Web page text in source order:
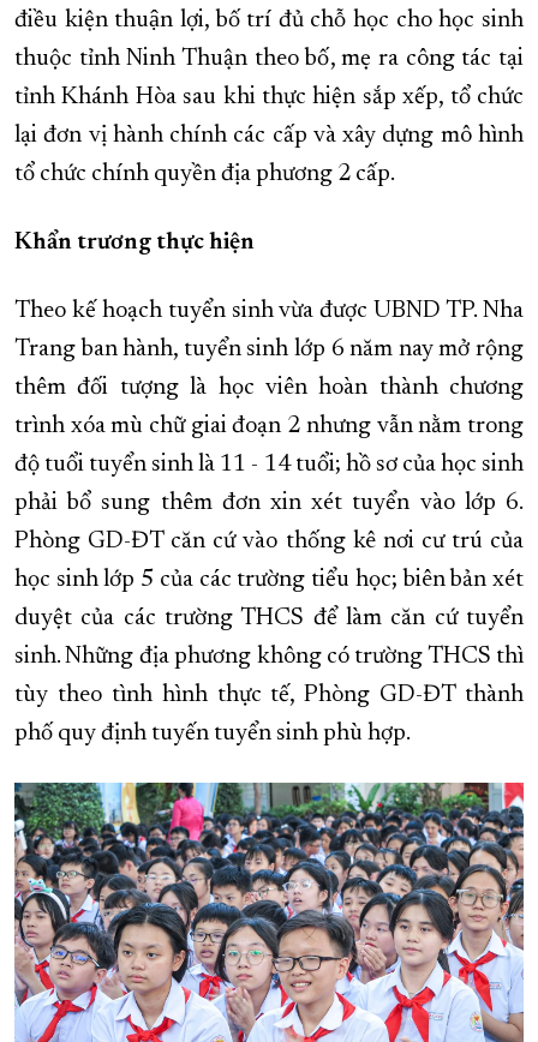
điều kiện thuận lợi, bố trí đủ chỗ học cho học sinh
thuộc tỉnh Ninh Thuận theo bố, mẹ ra công tác tại
tỉnh Khánh Hòa sau khi thực hiện sắp xếp, tổ chức
lại đơn vị hành chính các cấp và xây dựng mô hình
tổ chức chính quyền địa phương 2 cấp.
Khẩn trương thực hiện
Theo kế hoạch tuyển sinh vừa được UBND TP. Nha
Trang ban hành, tuyển sinh lớp 6 năm nay mở rộng
thêm đối tượng là học viên hoàn thành chương
trình xóa mù chữ giai đoạn 2 nhưng vẫn nằm trong
độ tuổi tuyển sinh là 11 - 14 tuổi; hồ sơ của học sinh
phải bổ sung thêm đơn xin xét tuyển vào lớp 6.
Phòng GD-ĐT căn cứ vào thống kê nơi cư trú của
học sinh lớp 5 của các trường tiểu học; biên bản xét
duyệt của các trường THCS để làm căn cứ tuyển
sinh. Những địa phương không có trường THCS thì
tùy theo tình hình thực tế, Phòng GD-ĐT thành
phố quy định tuyến tuyển sinh phù hợp.